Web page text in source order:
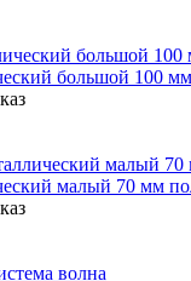
большой 100
малый 70 мм